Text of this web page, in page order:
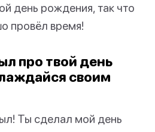
день рождения, так что
провёл время!
про твой день
своим
Ты сделал мой день